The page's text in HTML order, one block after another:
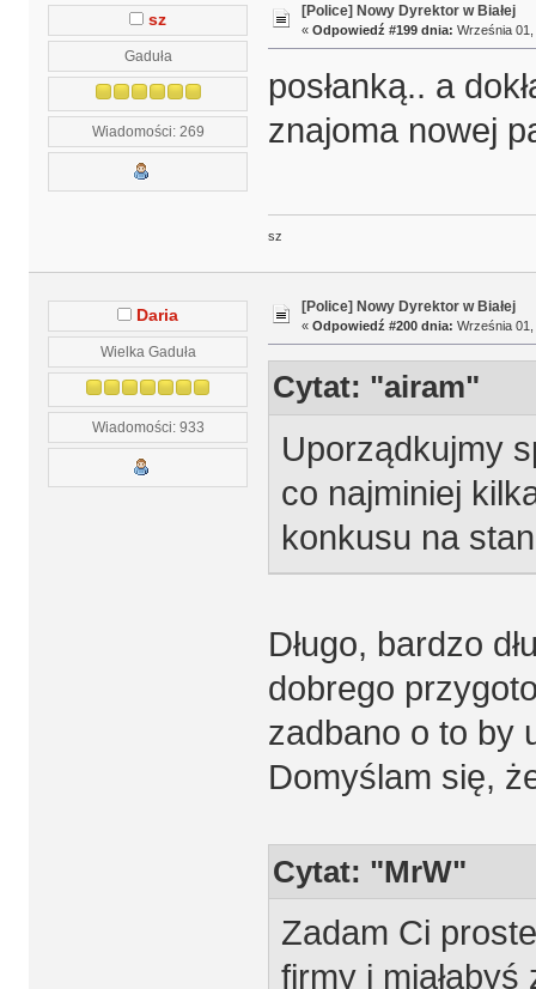
sz
Gaduła
Wiadomości: 269
[Police] Nowy Dyrektor w Białej
« Odpowiedź #199 dnia: Września
posłanką.. a
znajoma nowej
sz
Daria
Wielka Gaduła
Wiadomości: 933
[Police] Nowy Dyrektor w Białej
« Odpowiedź #200 dnia: Września
Cytat: "airam"
Uporządkujmy
co najminiej
konkusu na
Długo, bardzo
dobrego
zadbano o to by
Domyślam się,
Cytat: "MrW"
Zadam Ci
firmy i